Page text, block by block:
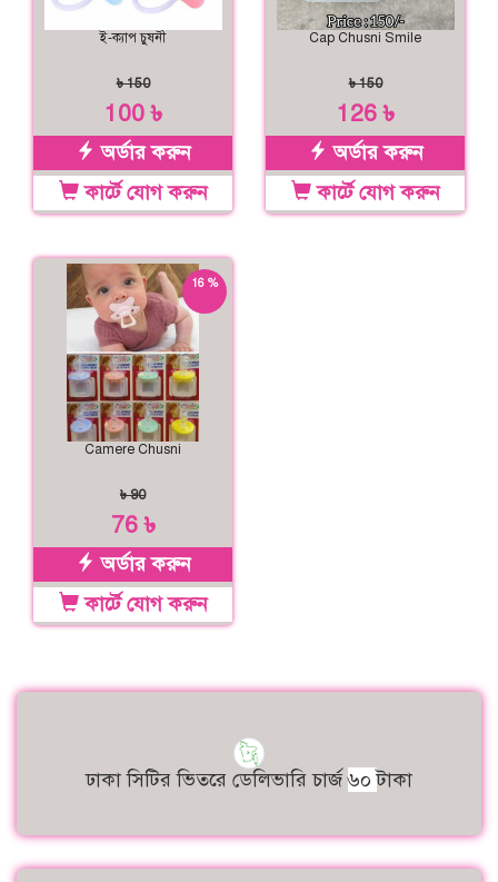
ই-ক্যাপ চুষনী
৳ 150
100 ৳
অর্ডার করুন
কার্টে যোগ করুন
Cap Chusni Smile
৳ 150
126 ৳
অর্ডার করুন
কার্টে যোগ করুন
16 %
Camere Chusni
৳ 90
76 ৳
অর্ডার করুন
কার্টে যোগ করুন
ঢাকা সিটির ভিতরে ডেলিভারি চার্জ৬০টাকা